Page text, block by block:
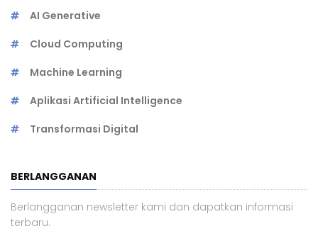
AI Generative
Cloud Computing
Machine Learning
Aplikasi Artificial Intelligence
Transformasi Digital
BERLANGGANAN
Berlangganan newsletter kami dan dapatkan informasi
terbaru.